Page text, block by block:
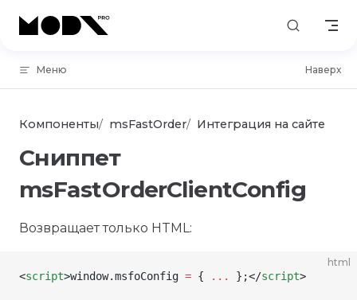
Skip to content
Меню Наверх
Компоненты msFastOrder Интеграция на сайте
Сниппет
msFastOrderClientConfig
Возвращает только HTML:
html
<script>window.msfoConfig = { ... };</script>